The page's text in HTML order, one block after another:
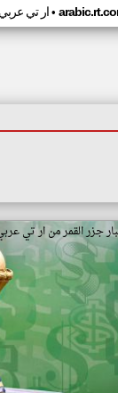
ار تي عربي•
جزر القمر من ار تي